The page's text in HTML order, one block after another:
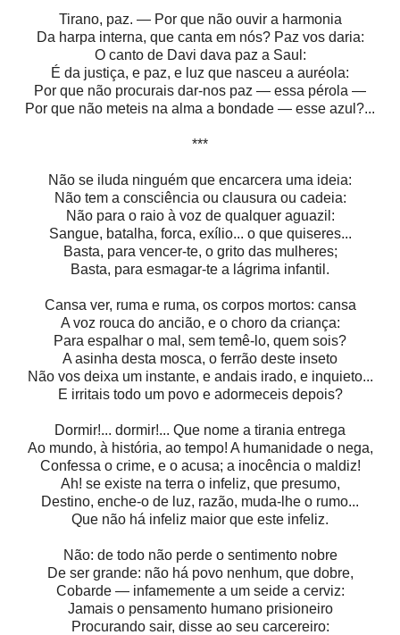
Tirano, paz. — Por que não ouvir a harmonia
Da harpa interna, que canta em nós? Paz vos daria:
O canto de Davi dava paz a Saul:
É da justiça, e paz, e luz que nasceu a auréola:
Por que não procurais dar-nos paz — essa pérola —
Por que não meteis na alma a bondade — esse azul?...
***
Não se iluda ninguém que encarcera uma ideia:
Não tem a consciência ou clausura ou cadeia:
Não para o raio à voz de qualquer aguazil:
Sangue, batalha, forca, exílio... o que quiseres...
Basta, para vencer-te, o grito das mulheres;
Basta, para esmagar-te a lágrima infantil.
Cansa ver, ruma e ruma, os corpos mortos: cansa
A voz rouca do ancião, e o choro da criança:
Para espalhar o mal, sem temê-lo, quem sois?
A asinha desta mosca, o ferrão deste inseto
Não vos deixa um instante, e andais irado, e inquieto...
E irritais todo um povo e adormeceis depois?
Dormir!... dormir!... Que nome a tirania entrega
Ao mundo, à história, ao tempo! A humanidade o nega,
Confessa o crime, e o acusa; a inocência o maldiz!
Ah! se existe na terra o infeliz, que presumo,
Destino, enche-o de luz, razão, muda-lhe o rumo...
Que não há infeliz maior que este infeliz.
Não: de todo não perde o sentimento nobre
De ser grande: não há povo nenhum, que dobre,
Cobarde — infamemente a um seide a cerviz:
Jamais o pensamento humano prisioneiro
Procurando sair, disse ao seu carcereiro: